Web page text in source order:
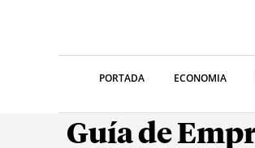
PORTADA ECONOMIA
Guía de